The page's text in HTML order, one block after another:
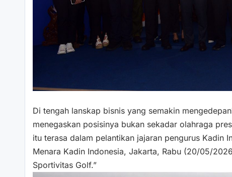
Di tengah lanskap bisnis yang semakin
menegaskan posisinya bukan sekadar olahraga
itu terasa dalam pelantikan jajaran pengurus
Menara Kadin Indonesia, Jakarta, Rabu (20/05/
Sportivitas Golf.”